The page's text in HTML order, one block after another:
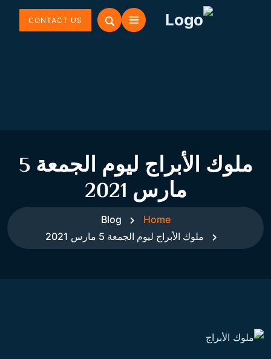
CONTACT US
ملوك الأبراج ليوم الجمعة 5
مارس 2021
Home
Blog
ملوك الأبراج ليوم الجمعة 5 مارس 2021